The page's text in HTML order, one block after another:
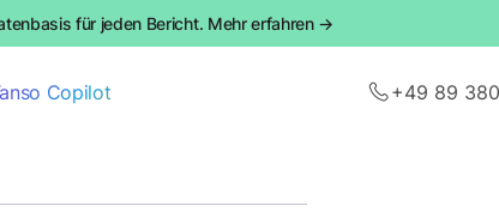
für jeden Bericht. Mehr erfahren →
Copilot +49 89